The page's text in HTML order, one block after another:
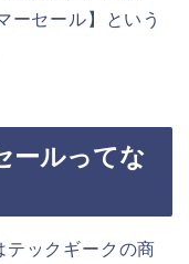
ーセール】という
ールってな
テックギークの商